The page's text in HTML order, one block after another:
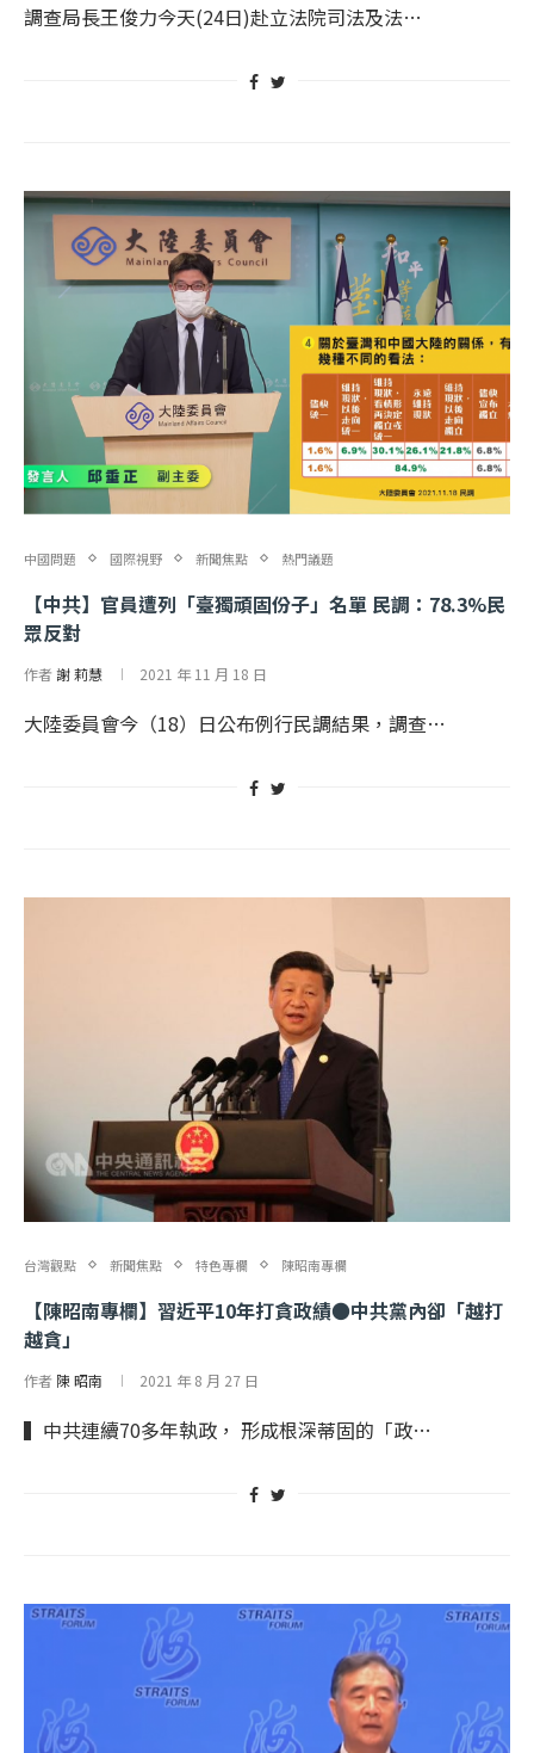
調查局長王俊力今天(24日)赴立法院司法及法…
中國問題 國際視野 新聞焦點 熱門議題
【中共】官員遭列「臺獨頑固份子」名單 民調：78.3%民
眾反對
作者謝 莉慧 2021 年 11 月 18 日
大陸委員會今（18）日公布例行民調結果，調查…
台灣觀點 新聞焦點 特色專欄 陳昭南專欄
【陳昭南專欄】習近平10年打貪政績●中共黨內卻「越打
越貪」
作者 陳 昭南 2021 年 8 月 27 日
▍中共連續70多年執政， 形成根深蒂固的「政…